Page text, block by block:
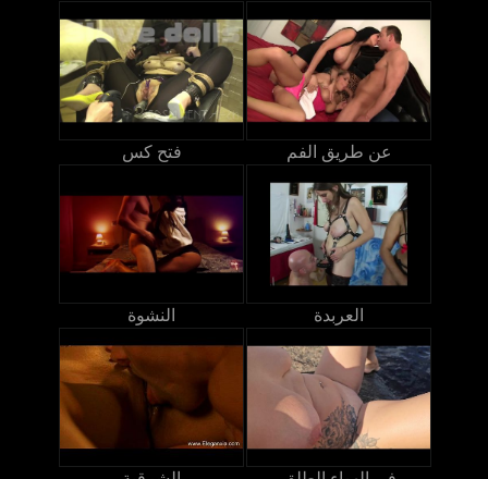
فتح كس عن طريق الفم
النشوة العربدة